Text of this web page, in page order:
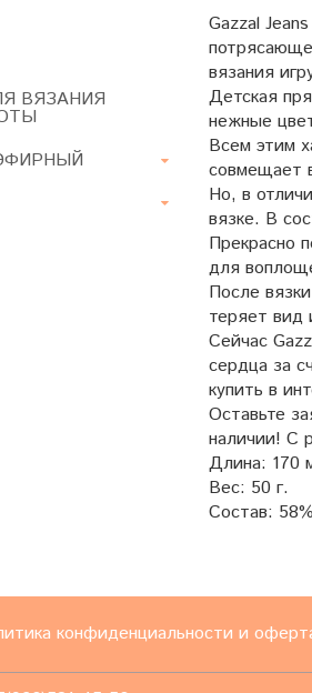
Gazzal
вязания
Детская
нежные
Всем этим
совмещает
Но, в
вязке. В
Прекрасно
для
После
теряет вид
Сейчас
сердца за
купить в
Оставьте
наличии! С
Длина: 170
Вес: 50 г.
Состав:
ВЯЗАНИЯ
конфиденциальности и